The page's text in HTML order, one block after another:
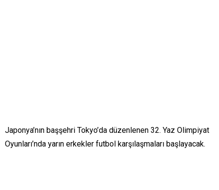
Japonya’nın başşehri Tokyo’da düzenlenen 32. Yaz Olimpiyat
Oyunları’nda yarın erkekler futbol karşılaşmaları başlayacak.